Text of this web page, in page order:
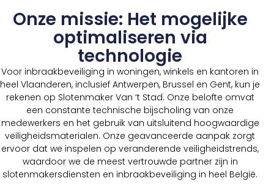
Onze missie: Het mogelijke
optimaliseren via
technologie
Voor inbraakbeveiliging in woningen, winkels en kantoren in
heel Vlaanderen, inclusief Antwerpen, Brussel en Gent, kun je
rekenen op Slotenmaker Van ‘t Stad. Onze belofte omvat
een constante technische bijscholing van onze
medewerkers en het gebruik van uitsluitend hoogwaardige
veiligheidsmaterialen. Onze geavanceerde aanpak zorgt
ervoor dat we inspelen op veranderende veiligheidstrends,
waardoor we de meest vertrouwde partner zijn in
slotenmakersdiensten en inbraakbeveiliging in heel België.